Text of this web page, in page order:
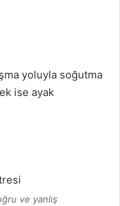
yoluyla soğutma
ise ayak
ve yanlış